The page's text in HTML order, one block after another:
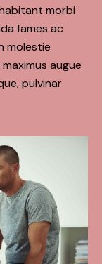
morbi
fames ac
molestie
augue
pulvinar